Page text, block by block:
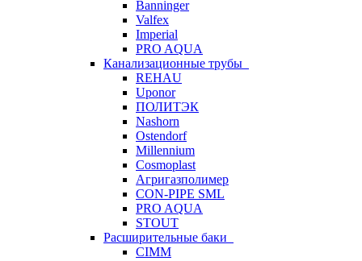
Banninger
Valfex
Imperial
PRO AQUA
Канализационные трубы
REHAU
Uponor
ПОЛИТЭК
Nashorn
Ostendorf
Millennium
Cosmoplast
Агригазполимер
CON-PIPE SML
PRO AQUA
STOUT
Расширительные баки
CIMM